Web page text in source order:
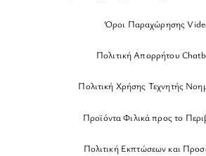
Όροι Παραχώρησης
Πολιτική Απορρήτου
Πολιτική Χρήσης Τεχνητής
Προϊόντα Φιλικά προς το
Πολιτική Εκπτώσεων και